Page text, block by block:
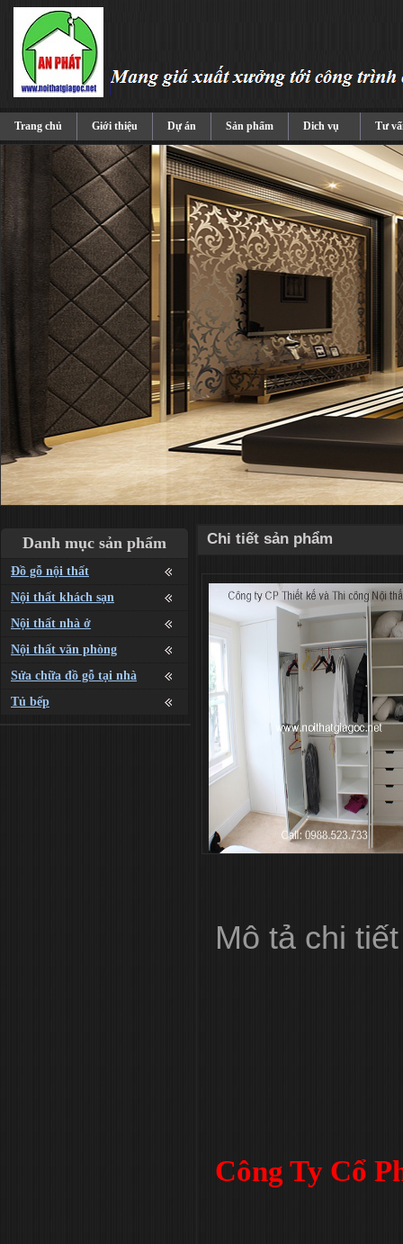
Trang chủ Giới thiệu Dự án Sản phẩm Dich vụ Tư
Danh mục sản phẩm
Đồ gỗ nội thất
Nội thất khách sạn
Nội thất nhà ở
Nội thất văn phòng
Sửa chữa đồ gỗ tại nhà
Tủ bếp
Chi tiết sản phẩm
Mô tả chi tiết
Công Ty Cổ